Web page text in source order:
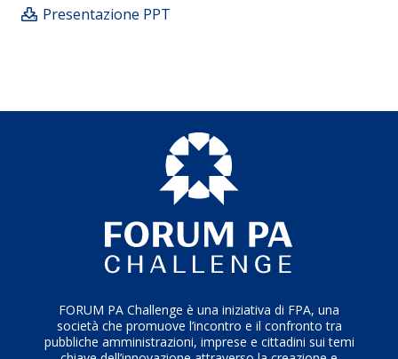
spreco riguardo le finanze di ogni Ente; e) Maggiore
Presentazione PPT
FORUM PA Challenge è una iniziativa di FPA, una
società che promuove l’incontro e il confronto tra
pubbliche amministrazioni, imprese e cittadini sui temi